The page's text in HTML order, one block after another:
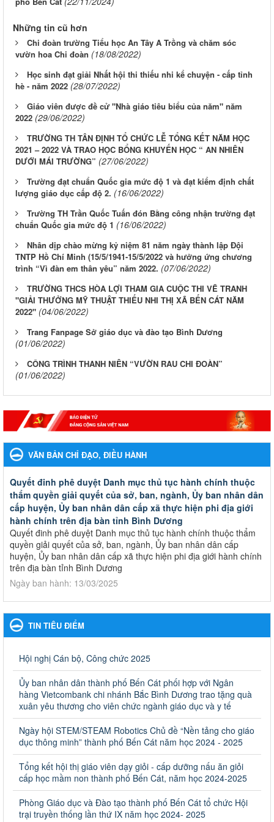
Những tin cũ hơn
Chi đoàn trường Tiểu học An Tây A Trồng và chăm sóc
vườn hoa Chi đoàn (18/08/2022)
Học sinh đạt giải Nhất hội thi thiếu nhi kể chuyện - cấp tỉnh
hè - năm 2022 (28/07/2022)
Giáo viên được đề cử "Nhà giáo tiêu biểu của năm" năm
2022 (29/06/2022)
TRƯỜNG TH TÂN ĐỊNH TỔ CHỨC LỄ TỔNG KẾT NĂM HỌC
2021 – 2022 VÀ TRAO HỌC BỔNG KHUYẾN HỌC “ AN NHIÊN
DƯỚI MÁI TRƯỜNG” (27/06/2022)
Trường đạt chuẩn Quốc gia mức độ 1 và đạt kiểm định chất
lượng giáo dục cấp độ 2. (16/06/2022)
Trường TH Trần Quốc Tuấn đón Bằng công nhận trường đạt
chuẩn Quốc gia mức độ 1 (16/06/2022)
Nhân dịp chào mừng kỷ niệm 81 năm ngày thành lập Đội
TNTP Hồ Chí Minh (15/5/1941-15/5/2022 và hưởng ứng chương
trình “Vì đàn em thân yêu” năm 2022. (07/06/2022)
TRƯỜNG THCS HÒA LỢI THAM GIA CUỘC THI VẼ TRANH
"GIẢI THƯỞNG MỸ THUẬT THIẾU NHI THỊ XÃ BẾN CÁT NĂM
2022" (04/06/2022)
Trang Fanpage Sở giáo dục và đào tạo Bình Dương
(01/06/2022)
CÔNG TRÌNH THANH NIÊN “VƯỜN RAU CHI ĐOÀN”
(01/06/2022)
VĂN BẢN CHỈ ĐẠO, ĐIỀU HÀNH
Quyết đinh phê duyệt Danh mục thủ tục hành chính thuộc
thẩm quyền giải quyết của sở, ban, ngành, Ủy ban nhân dân
cấp huyện, Ủy ban nhân dân cấp xã thực hiện phi địa giới
hành chính trên địa bàn tỉnh Bình Dương
Quyết đinh phê duyệt Danh mục thủ tục hành chính thuộc thẩm
quyền giải quyết của sở, ban, ngành, Ủy ban nhân dân cấp
huyện, Ủy ban nhân dân cấp xã thực hiện phi địa giới hành chính
trên địa bàn tỉnh Bình Dương
Ngày ban hành: 13/03/2025
Kế hoạch Phổ biến, giáo dục pháp luật năm 2025 của ngành
Giáo dục và Đào tạo thành phố Bến Cát
Kế hoạch Phổ biến, giáo dục pháp luật năm 2025 của ngành
Ngày ban hành: 28/02/2025
Quyết định công bố thủ tục hành chính bị bãi bỏ trong lĩnh
vực giáo dục đào tạo thuộc hệ giáo dục quốc dân và cơ sở
giáo dục khác thuộc thẩm quyền giải quyết của Sở Giáo dục
và Đào tạo, Ủy ban nhân dân cấp huyện
Quyết định công bố thủ tục hành chính bị bãi bỏ trong lĩnh vực
giáo dục đào tạo thuộc hệ giáo dục quốc dân và cơ sở giáo dục
khác thuộc thẩm quyền giải quyết của Sở Giáo dục và Đào tạo,
Ủy ban nhân dân cấp huyện
Ngày ban hành: 30/09/2024
Hướng dẫn thực hiện nhiệm vụ giáo dục tiểu học năm học
2024-2025
TIN TIÊU ĐIỂM
Hội nghị Cán bộ, Công chức 2025
Ủy ban nhân dân thành phố Bến Cát phối hợp với Ngân
hàng Vietcombank chi nhánh Bắc Bình Dương trao tặng quà
xuân yêu thương cho viên chức ngành giáo dục và y tế
Ngày hội STEM/STEAM Robotics Chủ đề “Nền tảng cho giáo
dục thông minh” thành phố Bến Cát năm học 2024 - 2025
Tổng kết hội thị giáo viên dạy giỏi - cấp dưỡng nấu ăn giỏi
cấp học mầm non thành phố Bến Cát, năm học 2024-2025
Phòng Giáo dục và Đào tạo thành phố Bến Cát tổ chức Hội
trại truyền thống lần thứ IX năm học 2024- 2025